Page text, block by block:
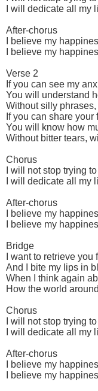
I will dedicate all my
After-chorus
I believe my
I believe my
Verse 2
If you can see my
You will understand
Without silly phrases,
If you can share your
You will know how
Without bitter tears,
Chorus
I will not stop trying
I will dedicate all my
After-chorus
I believe my
I believe my
Bridge
I want to retrieve you
And I bite my lips in
When I think again
How the world
Chorus
I will not stop trying
I will dedicate all my
After-chorus
I believe my
I believe my